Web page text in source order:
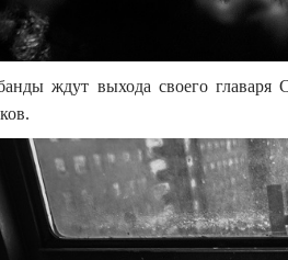
ждут выхода своего